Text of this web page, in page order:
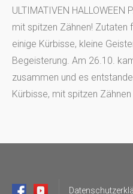
ULTIMATIVEN HALLOWEEN
mit spitzen Zähnen! Zutaten
einige Kürbisse, kleine
Begeisterung. Am 26.10.
zusammen und es
Kürbisse, mit spitzen